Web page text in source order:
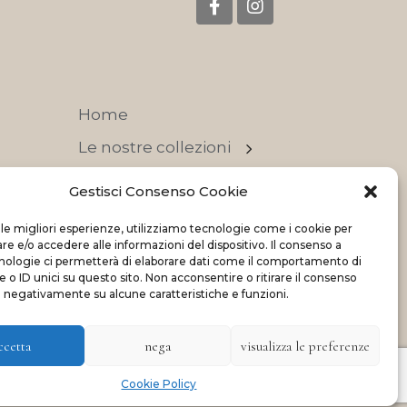
Gestisci Consenso Cookie
migliori esperienze, utilizziamo tecnologie come i cookie per
e/o accedere alle informazioni del dispositivo. Il consenso a
ci permetterà di elaborare dati come il comportamento di
o ID unici su questo sito. Non acconsentire o ritirare il consenso
negativamente su alcune caratteristiche e funzioni.
nega visualizza le preferenze
Cookie Policy
Home
Le nostre collezioni
OFFERTE
Made with